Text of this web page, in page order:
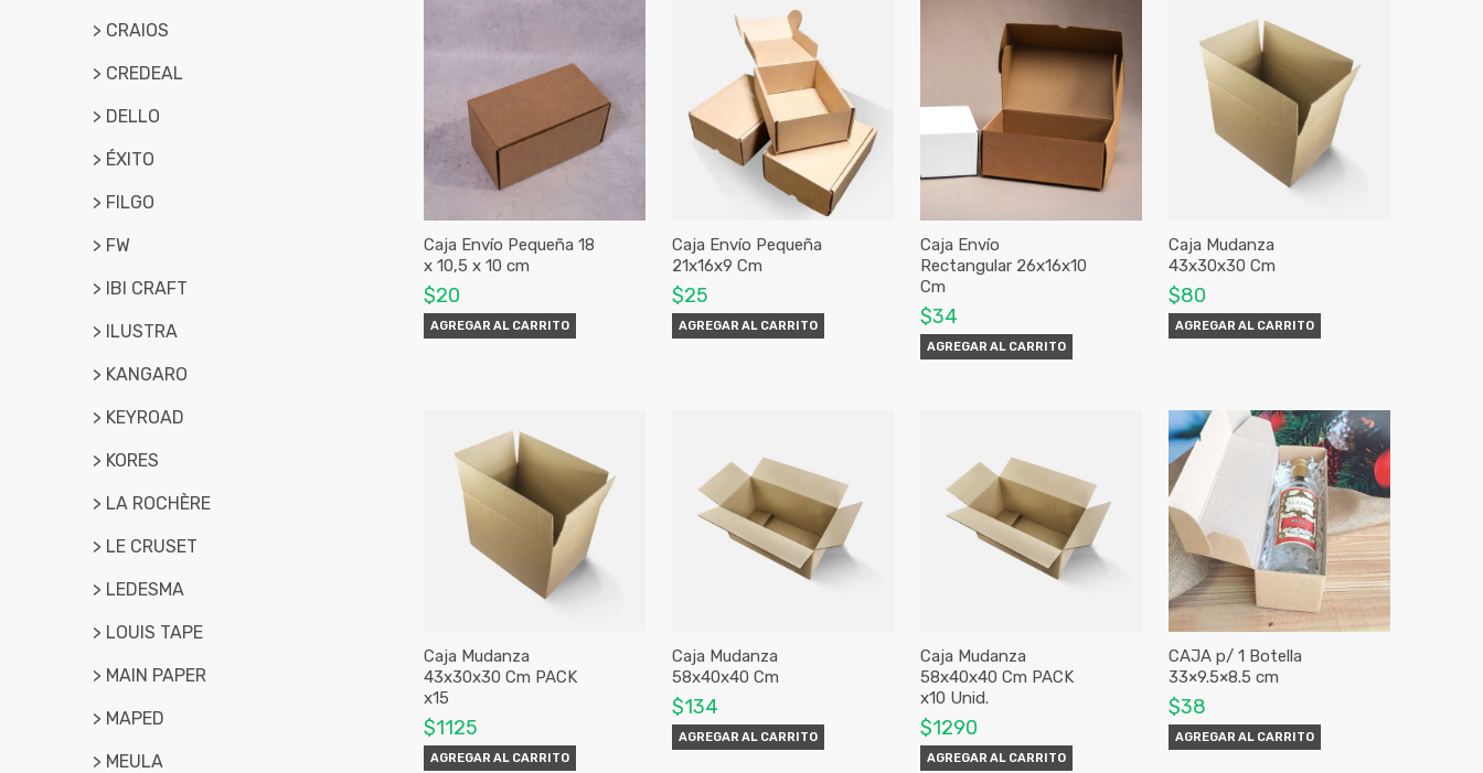
Caja Envío Pequeña 18
x 10,5 x 10 cm
$20
AGREGAR AL CARRITO
Caja Envío Pequeña
21x16x9 Cm
$25
AGREGAR AL CARRITO
Caja Envío
Rectangular 26x16x10
Cm
$34
AGREGAR AL CARRITO
Caja Mudanza
43x30x30 Cm
$80
AGREGAR AL CARRITO
Caja Mudanza
43x30x30 Cm PACK
x15
$1125
AGREGAR AL CARRITO
Caja Mudanza
58x40x40 Cm
$134
AGREGAR AL CARRITO
Caja Mudanza
58x40x40 Cm PACK
x10 Unid.
$1290
AGREGAR AL CARRITO
CAJA p/ 1 Botella
33×9.5×8.5 cm
$38
AGREGAR AL CARRITO
> CRAIOS
> CREDEAL
> DELLO
> ÉXITO
> FILGO
> FW
> IBI CRAFT
> ILUSTRA
> KANGARO
> KEYROAD
> KORES
> LA ROCHÈRE
> LE CRUSET
> LEDESMA
> LOUIS TAPE
> MAIN PAPER
> MAPED
> MEULA